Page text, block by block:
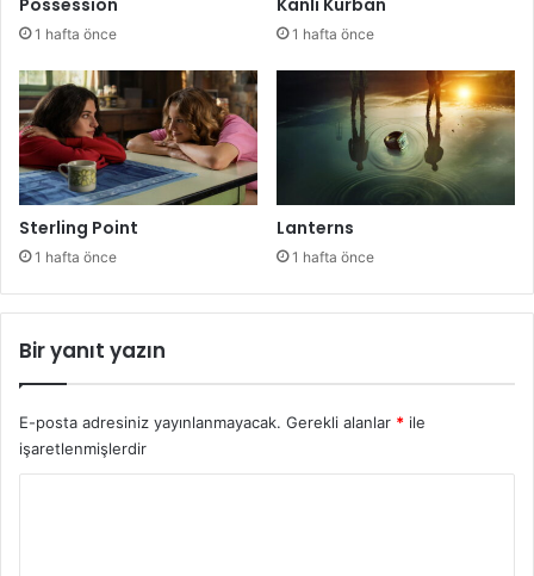
1 hafta önce 1 hafta önce
Sterling Point
1 hafta önce
Lanterns
1 hafta önce
Bir yanıt yazın
E-posta adresiniz yayınlanmayacak. Gerekli alanlar * ile
işaretlenmişlerdir